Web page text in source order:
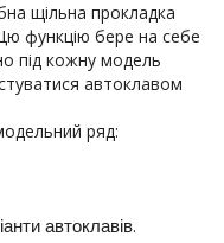
щільна прокладка
функцію бере на себе
під кожну модель
автоклавом
автоклавів.